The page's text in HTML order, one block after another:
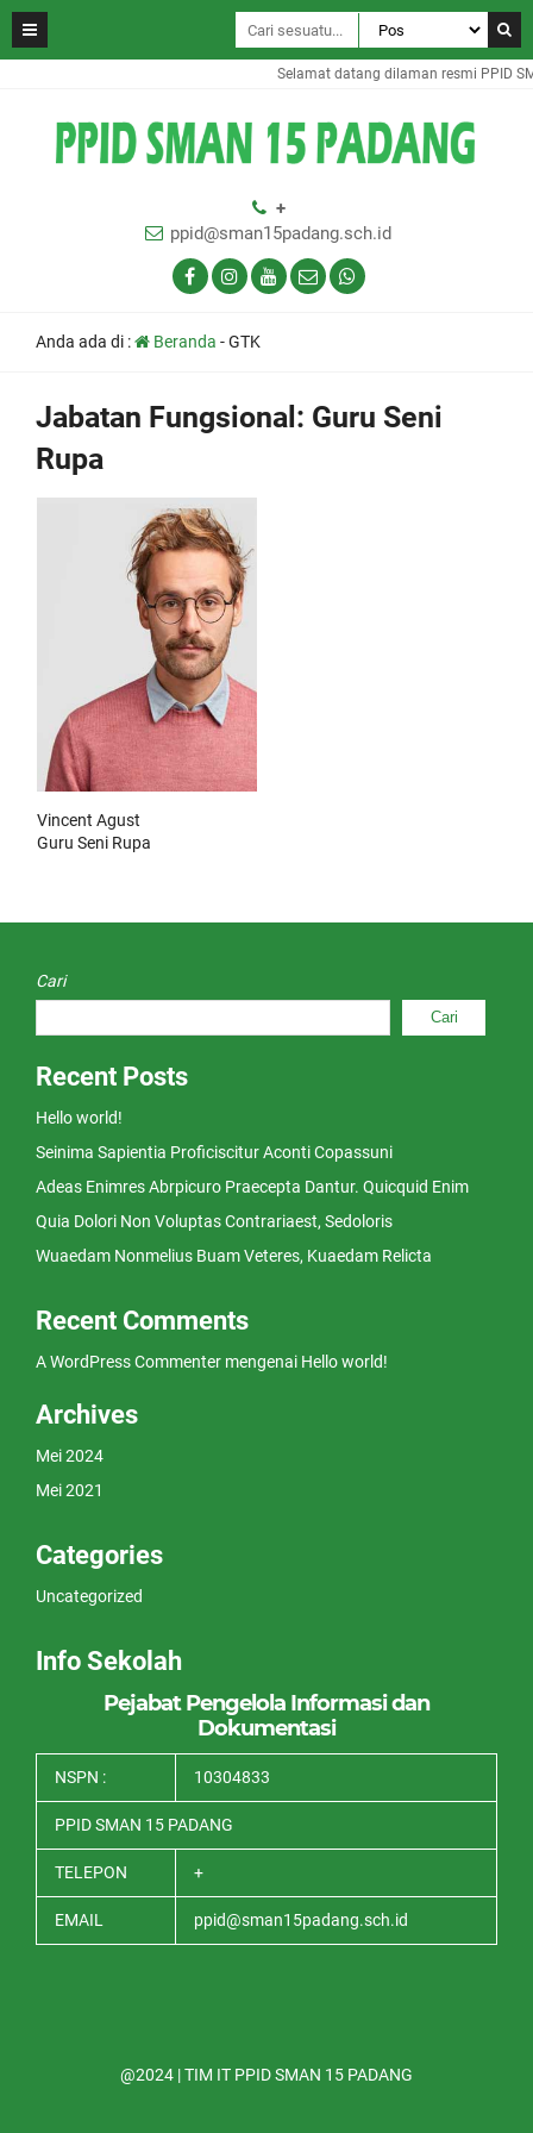
Selamat datang dilaman resmi PPID
+
ppid@sman15padang.sch.id
Anda ada di : Beranda -GTK
Jabatan Fungsional: Guru Seni
Rupa
Vincent Agust
Guru Seni Rupa
Cari
Cari
Recent Posts
Hello world!
Seinima Sapientia Proficiscitur Aconti Copassuni
Adeas Enimres Abrpicuro Praecepta Dantur. Quicquid Enim
Quia Dolori Non Voluptas Contrariaest, Sedoloris
Wuaedam Nonmelius Buam Veteres, Kuaedam Relicta
Recent Comments
A WordPress Commenter mengenai Hello world!
Archives
Mei 2024
Mei 2021
Categories
Uncategorized
Info Sekolah
Pejabat Pengelola Informasi dan
Dokumentasi
NSPN : 10304833
PPID SMAN 15 PADANG
TELEPON +
EMAIL ppid@sman15padang.sch.id
@2024 | TIM IT PPID SMAN 15 PADANG